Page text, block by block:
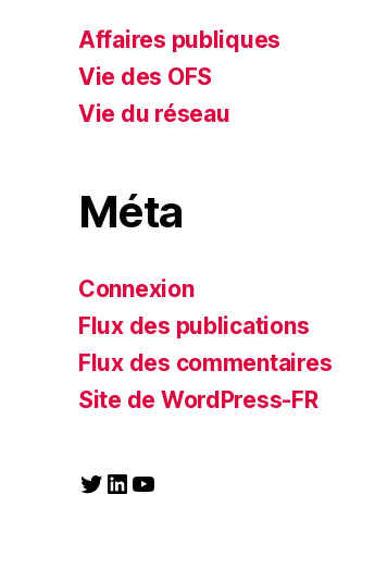
Affaires publiques
Vie des OFS
Vie du réseau
Méta
Connexion
Flux des publications
Flux des commentaires
Site de WordPress-FR
Twitter
LinkedIn
YouTube